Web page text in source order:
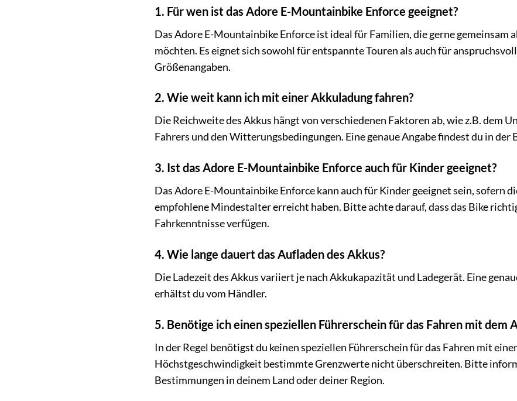
1. Für wen ist das Adore E-Mountainbike Enforce geeignet?
Das Adore E-Mountainbike Enforce ist ideal für Familien, die gerne gemeinsam
möchten. Es eignet sich sowohl für entspannte Touren als auch für
Größenangaben.
2. Wie weit kann ich mit einer Akkuladung fahren?
Die Reichweite des Akkus hängt von verschiedenen Faktoren ab, wie z.B. dem
Fahrers und den Witterungsbedingungen. Eine genaue Angabe findest du in
3. Ist das Adore E-Mountainbike Enforce auch für Kinder geeignet?
Das Adore E-Mountainbike Enforce kann auch für Kinder geeignet sein, sofern
empfohlene Mindestalter erreicht haben. Bitte achte darauf, dass das Bike
Fahrkenntnisse verfügen.
4. Wie lange dauert das Aufladen des Akkus?
Die Ladezeit des Akkus variiert je nach Akkukapazität und Ladegerät. Eine
erhältst du vom Händler.
5. Benötige ich einen speziellen Führerschein für das Fahren mit dem
In der Regel benötigst du keinen speziellen Führerschein für das Fahren mit
Höchstgeschwindigkeit bestimmte Grenzwerte nicht überschreiten. Bitte
Bestimmungen in deinem Land oder deiner Region.